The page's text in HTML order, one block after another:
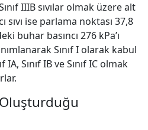
Sınıf IIIB sıvılar olmak üzere alt
sıvı ise parlama noktası 37,8
buhar basıncı 276 kPa’ı
Sınıf I olarak kabul
IA, Sınıf IB ve Sınıf IC olmak
Oluşturduğu